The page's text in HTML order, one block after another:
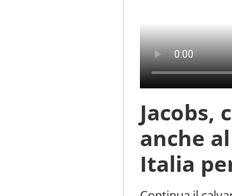
Jacobs,
anche
Italia